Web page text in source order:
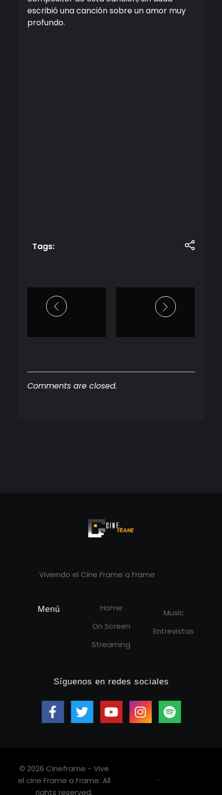
escribió una canción sobre un amor muy
profundo.
Tags:
Comments are closed.
Viviendo el Cine Frame a Frame
Menú
Home
On Screen
Streaming
Music
Entrevistas
Síguenos en redes sociales
© 2026 Cineframe - Vive
el cine Frame a Frame. All
rights reserved.
..